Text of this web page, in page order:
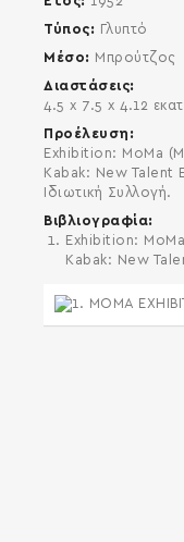
Τύπος
Γλυπτό
Μέσο
Μπρούτζος
Διαστάσεις
4.5 x 7.5 x 4.12
Προέλευση
Exhibition: MoMa
Kabak: New Talent
Ιδιωτική Συλλογή.
Βιβλιογραφία
Exhibition:
Kabak: New